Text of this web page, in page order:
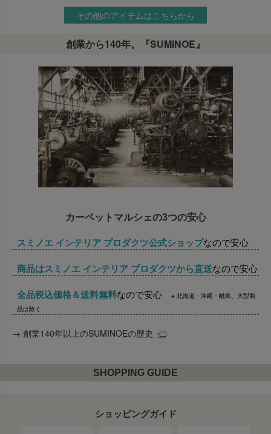
その他のアイテムはこちらから
創業から140年。『SUMINOE』
カーペットマルシェの3つの安心
スミノエ インテリア プロダクツ公式ショップなので安心
商品はスミノエ インテリア プロダクツから直送なので安心
全品税込価格＆送料無料なので安心
※ 北海道・沖縄・離島、大型商
品は除く
→ 創業140年以上のSUMINOEの歴史
SHOPPING GUIDE
ショッピングガイド